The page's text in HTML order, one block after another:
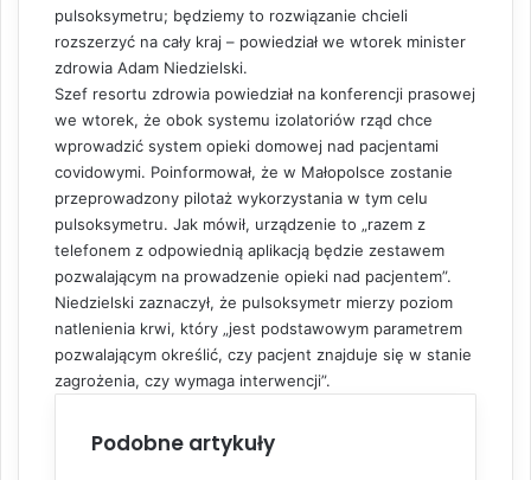
pulsoksymetru; będziemy to rozwiązanie chcieli
rozszerzyć na cały kraj – powiedział we wtorek minister
zdrowia Adam Niedzielski.
Szef resortu zdrowia powiedział na konferencji prasowej
we wtorek, że obok systemu izolatoriów rząd chce
wprowadzić system opieki domowej nad pacjentami
covidowymi. Poinformował, że w Małopolsce zostanie
przeprowadzony pilotaż wykorzystania w tym celu
pulsoksymetru. Jak mówił, urządzenie to „razem z
telefonem z odpowiednią aplikacją będzie zestawem
pozwalającym na prowadzenie opieki nad pacjentem”.
Niedzielski zaznaczył, że pulsoksymetr mierzy poziom
natlenienia krwi, który „jest podstawowym parametrem
pozwalającym określić, czy pacjent znajduje się w stanie
zagrożenia, czy wymaga interwencji”.
Podobne artykuły